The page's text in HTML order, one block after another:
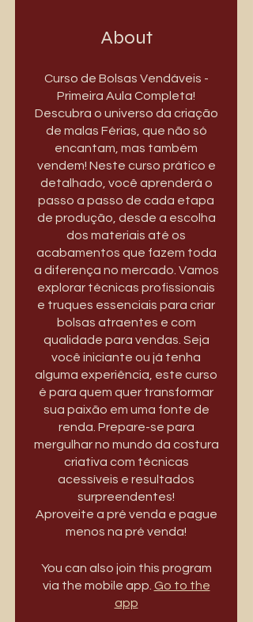
About
Curso de Bolsas Vendáveis -
Primeira Aula Completa!
Descubra o universo da criação
de malas Férias, que não só
encantam, mas também
vendem! Neste curso prático e
detalhado, você aprenderá o
passo a passo de cada etapa
de produção, desde a escolha
dos materiais até os
acabamentos que fazem toda
a diferença no mercado. Vamos
explorar técnicas profissionais
e truques essenciais para criar
bolsas atraentes e com
qualidade para vendas. Seja
você iniciante ou já tenha
alguma experiência, este curso
é para quem quer transformar
sua paixão em uma fonte de
renda. Prepare-se para
mergulhar no mundo da costura
criativa com técnicas
acessíveis e resultados
surpreendentes!
Aproveite a pré venda e pague
menos na pré venda!
You can also join this program
via the mobile app. Go to the
app